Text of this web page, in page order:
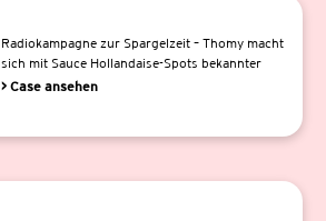
Radiokampagne zur Spargelzeit – Thomy macht
sich mit Sauce Hollandaise-Spots bekannter
> Case ansehen